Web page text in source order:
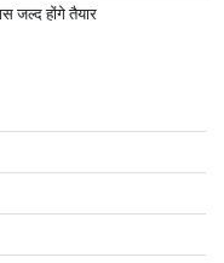
जल्द होंगे तैयार